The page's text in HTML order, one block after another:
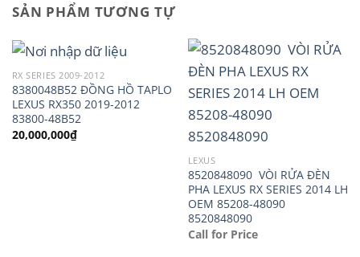
SẢN PHẨM TƯƠNG TỰ
RX SERIES 2009-2012
8380048B52 ĐỒNG HỒ TAPLO
LEXUS RX350 2019-2012
83800-48B52
20,000,000₫
LEXUS
8520848090 VÒI RỬA ĐÈN
PHA LEXUS RX SERIES 2014 LH
OEM 85208-48090
8520848090
Call for Price